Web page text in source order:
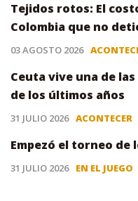
Tejidos rotos: El
Colombia que no
03 AGOSTO 2026
Ceuta vive una de
de los últimos años
31 JULIO 2026 ACONTECER
Empezó el torneo de
31 JULIO 2026 EN EL JUEGO